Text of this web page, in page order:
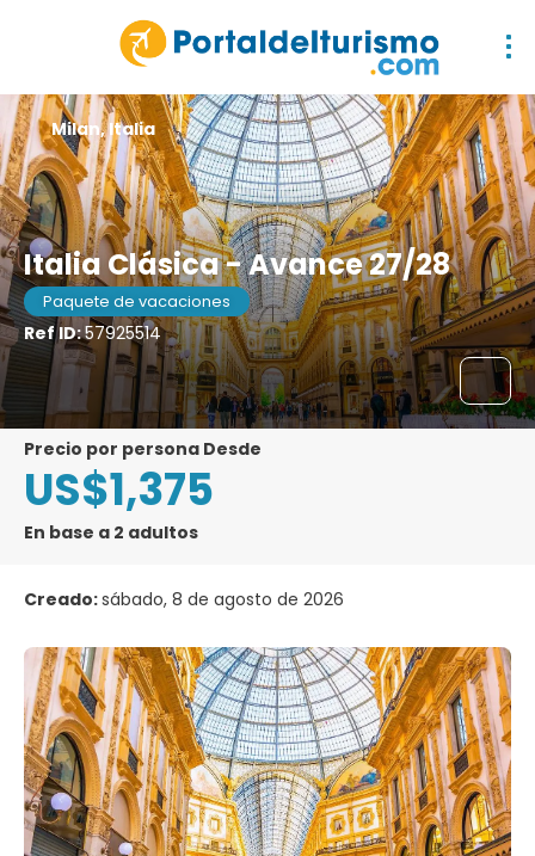
Italia Clásica - Avance 27/28
Paquete de vacaciones
Ref ID:57925514
Milan, Italia
precio por persona Desde
US$1,375
En base a 2 adultos
Creado:sábado, 8 de agosto de 2026